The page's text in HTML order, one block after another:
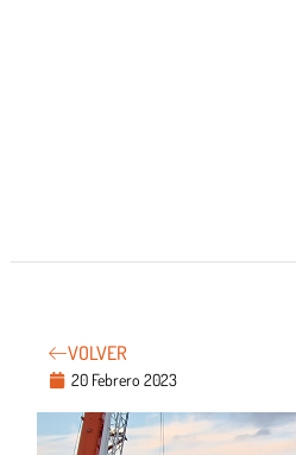
VOLVER
20 Febrero 2023